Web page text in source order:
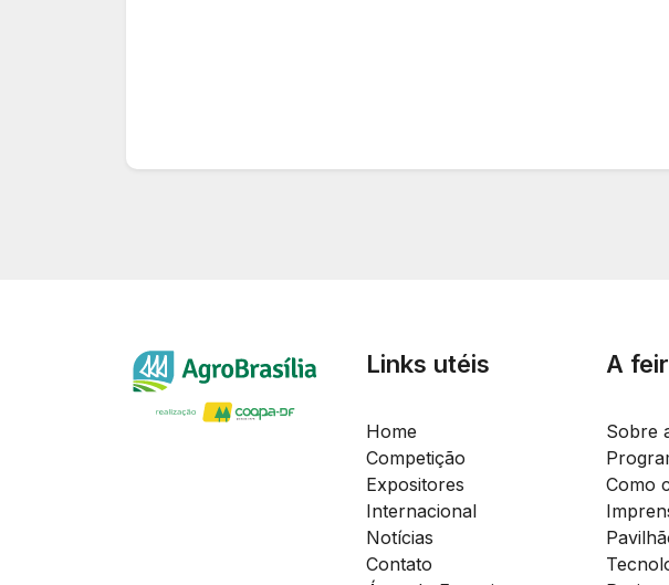
Links utéis
Home
Competição
Expositores
Internacional
Notícias
Contato
A
Sobre
Como